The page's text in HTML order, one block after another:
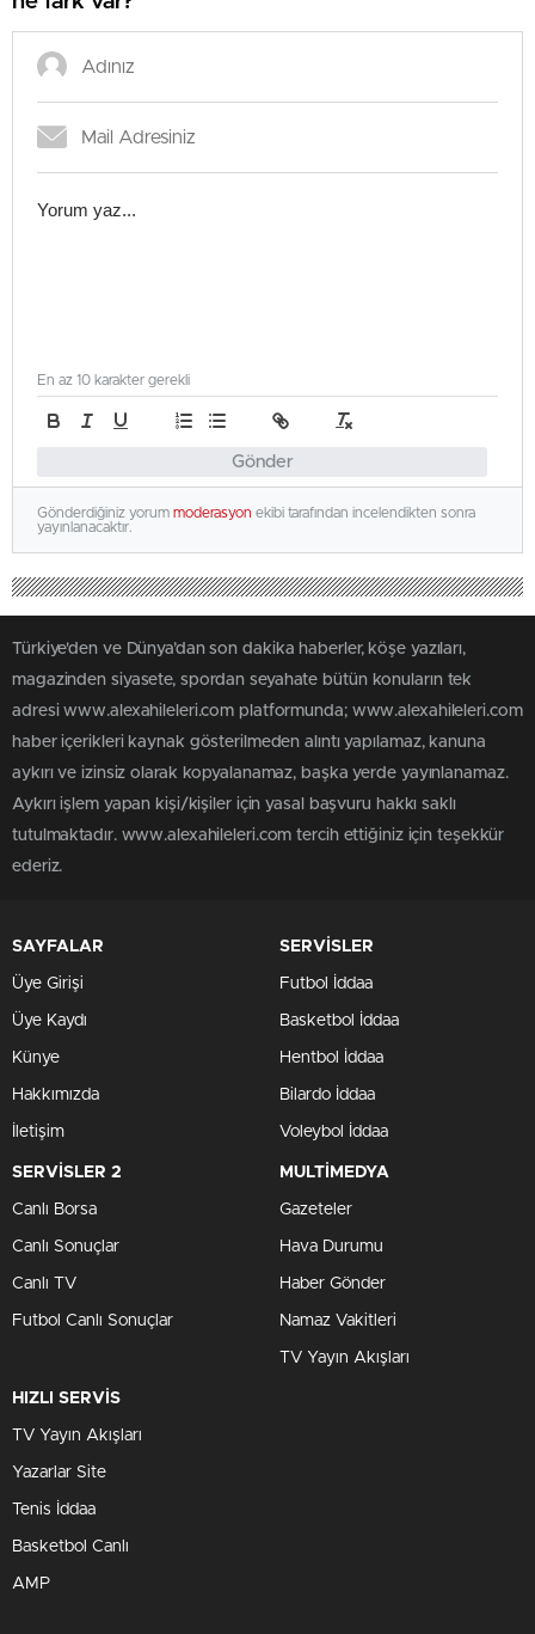
Gönder
En az 10 karakter gerekli
Gönderdiğiniz yorum moderasyon ekibi tarafından incelendikten sonra
yayınlanacaktır.
Türkiye'den ve Dünya’dan son dakika haberler, köşe yazıları,
magazinden siyasete, spordan seyahate bütün konuların tek
adresi www.alexahileleri.com platformunda; www.alexahileleri.com
haber içerikleri kaynak gösterilmeden alıntı yapılamaz, kanuna
aykırı ve izinsiz olarak kopyalanamaz, başka yerde yayınlanamaz.
Aykırı işlem yapan kişi/kişiler için yasal başvuru hakkı saklı
tutulmaktadır. www.alexahileleri.com tercih ettiğiniz için teşekkür
ederiz.
SAYFALAR
Üye Girişi
Üye Kaydı
Künye
Hakkımızda
İletişim
SERVİSLER
Futbol İddaa
Basketbol İddaa
Hentbol İddaa
Bilardo İddaa
Voleybol İddaa
SERVİSLER 2
Canlı Borsa
Canlı Sonuçlar
Canlı TV
Futbol Canlı Sonuçlar
MULTİMEDYA
Gazeteler
Hava Durumu
Haber Gönder
Namaz Vakitleri
TV Yayın Akışları
HIZLI SERVİS
TV Yayın Akışları
Yazarlar Site
Tenis İddaa
Basketbol Canlı
AMP